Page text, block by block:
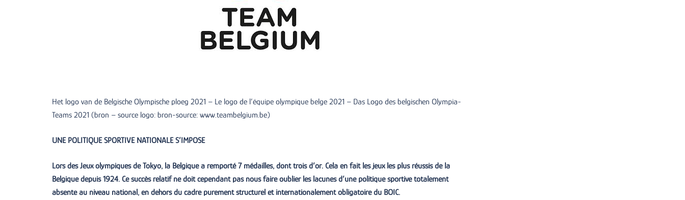
Het logo van de Belgische Olympische ploeg 2021 – Le logo de l’équipe olympique belge 2021 – Das Logo des belgischen Olympia-
Teams 2021 (bron – source logo: bron-source: www.teambelgium.be)
UNE POLITIQUE SPORTIVE NATIONALE S’IMPOSE
Lors des Jeux olympiques de Tokyo, la Belgique a remporté 7 médailles, dont trois d’or. Cela en fait les jeux les plus réussis de la
Belgique depuis 1924. Ce succès relatif ne doit cependant pas nous faire oublier les lacunes d’une politique sportive totalement
absente au niveau national, en dehors du cadre purement structurel et internationalement obligatoire du BOIC.